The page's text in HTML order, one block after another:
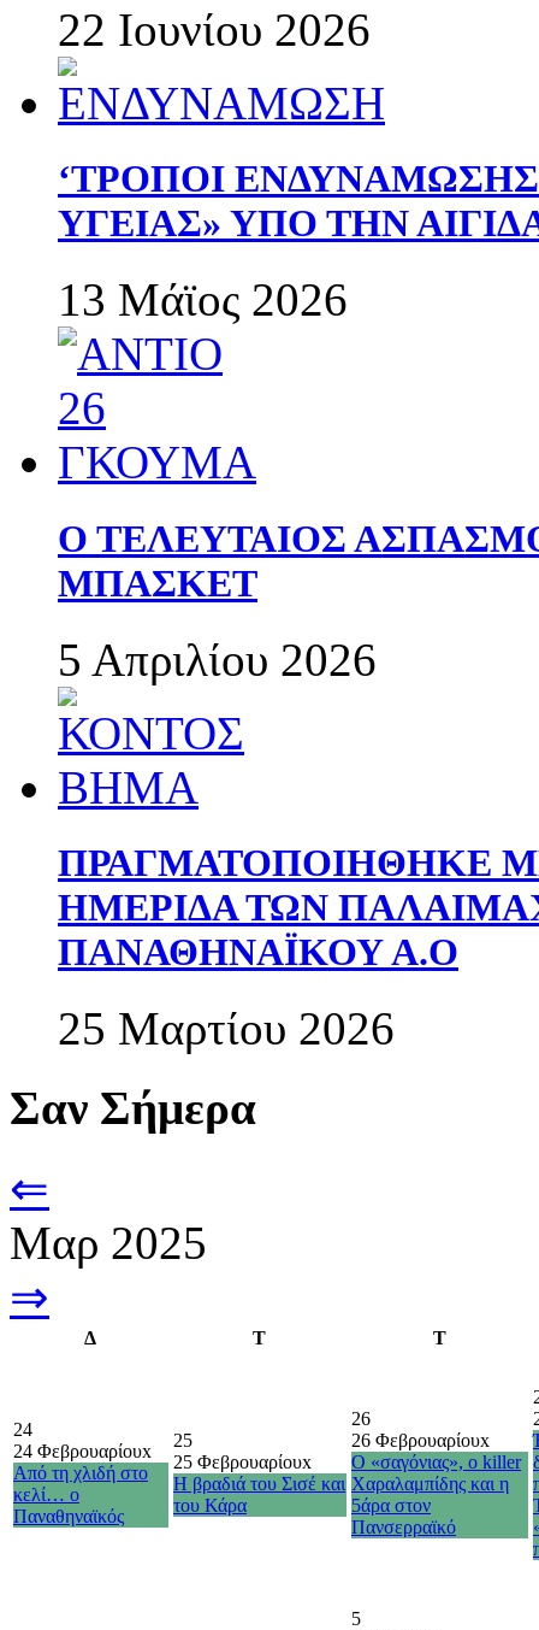
22 Ιουνίου 2026
‘ΤΡΟΠΟΙ
ΥΓΕΙΑΣ» ΥΠΟ ΤΗΝ
13 Μάϊος 2026
Ο ΤΕΛΕΥΤΑΙΟΣ
ΜΠΑΣΚΕΤ
5 Απριλίου 2026
ΠΡΑΓΜΑΤΟΠΟΙΗΘΗΚΕ
ΗΜΕΡΙΔΑ ΤΩΝ
ΠΑΝΑΘΗΝΑΪΚΟΥ Α.Ο
25 Μαρτίου 2026
Σαν Σήμερα
⇐
Μαρ 2025
⇒
Δ Τ Τ
24
24 Φεβρουαρίουx
Από τη χλιδή στο
κελί… ο
Παναθηναϊκός
25
25 Φεβρουαρίουx
Η βραδιά του Σισέ και
του Κάρα
26
26 Φεβρουαρίουx
Ο «σαγόνιας», ο killer
Χαραλαμπίδης και η
5άρα στον
Πανσερραϊκό
5